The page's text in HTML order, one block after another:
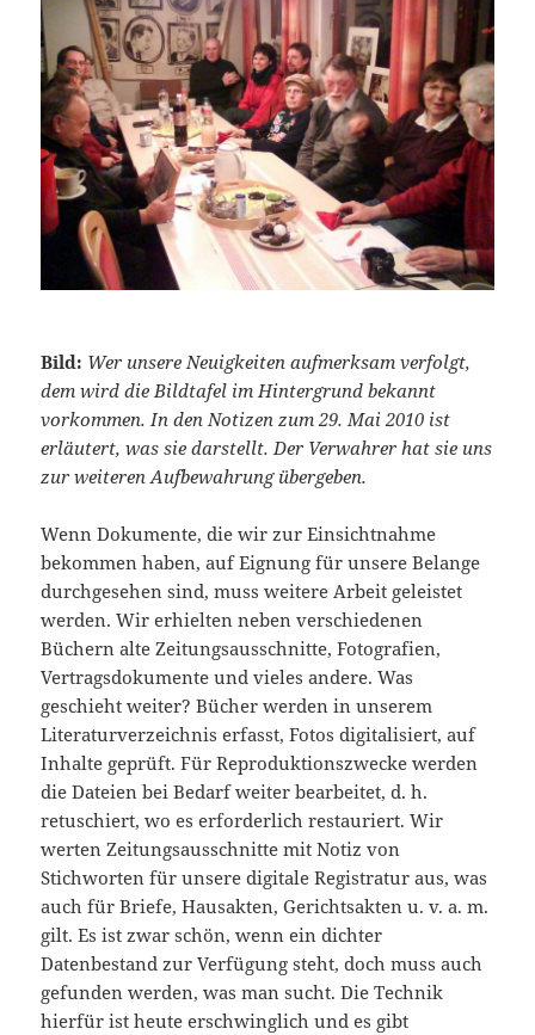
Bild: Wer unsere Neuigkeiten aufmerksam verfolgt,
dem wird die Bildtafel im Hintergrund bekannt
vorkommen. In den Notizen zum 29. Mai 2010 ist
erläutert, was sie darstellt. Der Verwahrer hat sie uns
zur weiteren Aufbewahrung übergeben.
Wenn Dokumente, die wir zur Einsichtnahme
bekommen haben, auf Eignung für unsere Belange
durchgesehen sind, muss weitere Arbeit geleistet
werden. Wir erhielten neben verschiedenen
Büchern alte Zeitungsausschnitte, Fotografien,
Vertragsdokumente und vieles andere. Was
geschieht weiter? Bücher werden in unserem
Literaturverzeichnis erfasst, Fotos digitalisiert, auf
Inhalte geprüft. Für Reproduktionszwecke werden
die Dateien bei Bedarf weiter bearbeitet, d. h.
retuschiert, wo es erforderlich restauriert. Wir
werten Zeitungsausschnitte mit Notiz von
Stichworten für unsere digitale Registratur aus, was
auch für Briefe, Hausakten, Gerichtsakten u. v. a. m.
gilt. Es ist zwar schön, wenn ein dichter
Datenbestand zur Verfügung steht, doch muss auch
gefunden werden, was man sucht. Die Technik
hierfür ist heute erschwinglich und es gibt